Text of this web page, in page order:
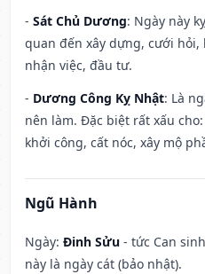
- Sát Chủ Dương: Ngày này
quan đến xây dựng, cưới
nhận việc, đầu tư.
- Dương Công Kỵ Nhật: Là
nên làm. Đặc biệt rất xấu
khởi công, cất nóc, xây mộ
Ngũ Hành
Ngày: Đinh Sửu - tức Can
này là ngày cát (bảo nhật).